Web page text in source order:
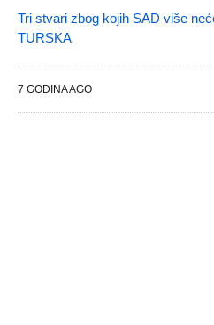
Tri stvari zbog kojih SAD više
TURSKA
7 GODINA AGO